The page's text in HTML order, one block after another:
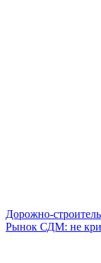
Дорожно-
Рынок СДМ: не